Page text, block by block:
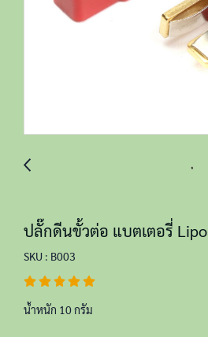
ปลั๊กดีนขั้วต่อ แบตเตอรี่ Lipo
SKU : B003
น้ำหนัก 10 กรัม